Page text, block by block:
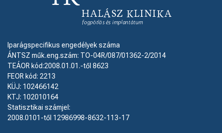
Iparágspecifikus engedélyek száma
ÁNTSZ műk.eng.szám: TO-04R/087/01362-2/2014
TEÁOR kód:2008.01.01.-től 8623
FEOR kód: 2213
KÜJ: 102466142
KTJ: 102010164
Statisztikai számjel:
2008.0101-től 12986998-8632-113-17